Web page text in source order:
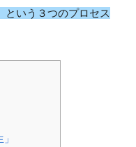
という３つのプロセス